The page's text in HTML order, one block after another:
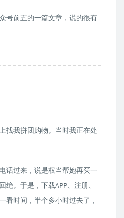
号前五的一篇文章，说的很有
找我拼团购物。当时我正在处
话过来，说是权当帮她再买一
。于是，下载APP、注册、
时间，半个多小时过去了，